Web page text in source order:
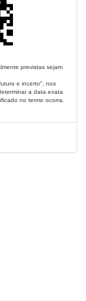
previstas sejam
e incerto", nos
a data exata
no termo ocorra.